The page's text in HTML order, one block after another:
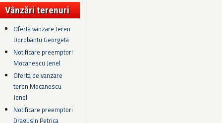
Vânzări terenuri
Oferta vanzare teren
Dorobantu Georgeta
Notificare preemptori
Mocanescu Jenel
Oferta de vanzare
teren Mocanescu
Jenel
Notificare preemptori
Dragusin Petrica